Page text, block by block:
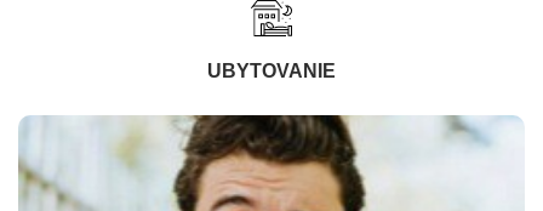
UBYTOVANIE